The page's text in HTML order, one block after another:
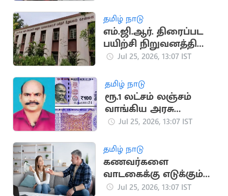
தமிழ் நாடு
எம்.ஜி.ஆர். திரைப்பட
பயிற்சி நிறுவனத்தில்
மாணவர் சேர்க்கை
Jul 25, 2026, 13:07 IST
தமிழ் நாடு
ரூ.1 லட்சம் லஞ்சம்
வாங்கிய அரசு
அலுவலர் சிறையில்
Jul 25, 2026, 13:07 IST
தமிழ் நாடு
கணவர்களை
வாடகைக்கு எடுக்கும்
பெண்கள்: விசித்திரம்
Jul 25, 2026, 13:07 IST